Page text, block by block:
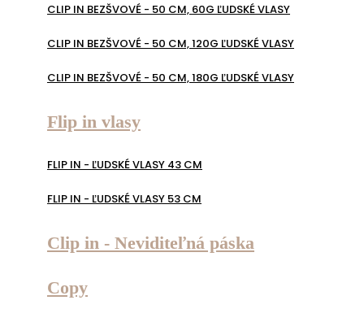
CLIP IN BEZŠVOVÉ - 50 CM, 60G ĽUDSKÉ VLASY
CLIP IN BEZŠVOVÉ - 50 CM, 120G ĽUDSKÉ VLASY
CLIP IN BEZŠVOVÉ - 50 CM, 180G ĽUDSKÉ VLASY
Flip in vlasy
FLIP IN - ĽUDSKÉ VLASY 43 CM
FLIP IN - ĽUDSKÉ VLASY 53 CM
Clip in - Neviditeľná páska
Copy